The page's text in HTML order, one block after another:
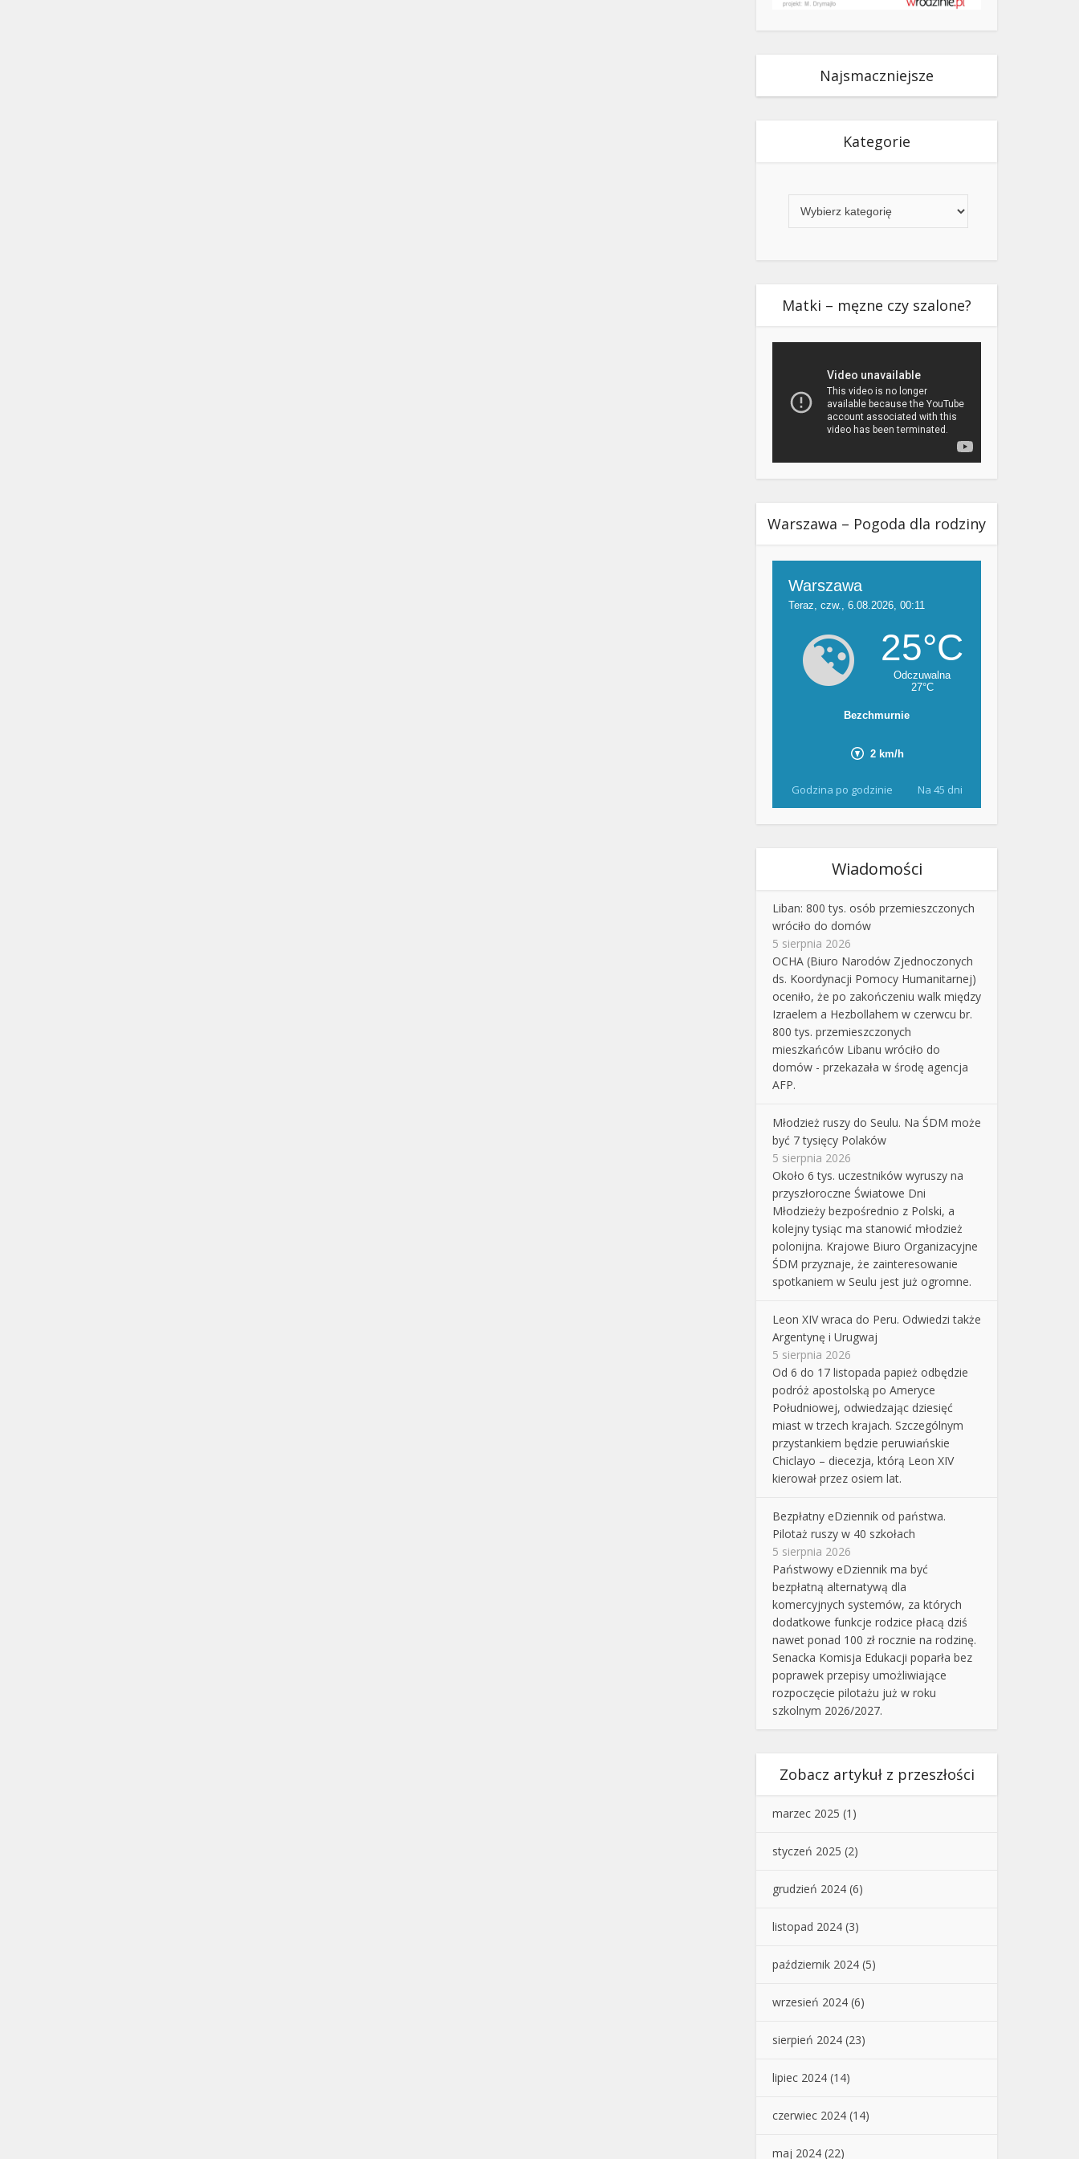
Najsmaczniejsze
Kategorie
Matki – męzne czy szalone?
Warszawa – Pogoda dla rodziny
Godzina po godzinie Na 45 dni
Wiadomości
Liban: 800 tys. osób przemieszczonych
wróciło do domów
5 sierpnia 2026
OCHA (Biuro Narodów Zjednoczonych
ds. Koordynacji Pomocy Humanitarnej)
oceniło, że po zakończeniu walk między
Izraelem a Hezbollahem w czerwcu br.
800 tys. przemieszczonych
mieszkańców Libanu wróciło do
domów - przekazała w środę agencja
AFP.
Młodzież ruszy do Seulu. Na ŚDM może
być 7 tysięcy Polaków
5 sierpnia 2026
Około 6 tys. uczestników wyruszy na
przyszłoroczne Światowe Dni
Młodzieży bezpośrednio z Polski, a
kolejny tysiąc ma stanowić młodzież
polonijna. Krajowe Biuro Organizacyjne
ŚDM przyznaje, że zainteresowanie
spotkaniem w Seulu jest już ogromne.
Leon XIV wraca do Peru. Odwiedzi także
Argentynę i Urugwaj
5 sierpnia 2026
Od 6 do 17 listopada papież odbędzie
podróż apostolską po Ameryce
Południowej, odwiedzając dziesięć
miast w trzech krajach. Szczególnym
przystankiem będzie peruwiańskie
Chiclayo – diecezja, którą Leon XIV
kierował przez osiem lat.
Bezpłatny eDziennik od państwa.
Pilotaż ruszy w 40 szkołach
5 sierpnia 2026
Państwowy eDziennik ma być
bezpłatną alternatywą dla
komercyjnych systemów, za których
dodatkowe funkcje rodzice płacą dziś
nawet ponad 100 zł rocznie na rodzinę.
Senacka Komisja Edukacji poparła bez
poprawek przepisy umożliwiające
rozpoczęcie pilotażu już w roku
szkolnym 2026/2027.
Zobacz artykuł z przeszłości
marzec 2025 (1)
styczeń 2025 (2)
grudzień 2024 (6)
listopad 2024 (3)
październik 2024 (5)
wrzesień 2024 (6)
sierpień 2024 (23)
lipiec 2024 (14)
czerwiec 2024 (14)
maj 2024 (22)